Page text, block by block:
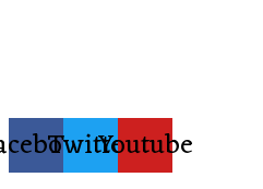
TwitterYoutube